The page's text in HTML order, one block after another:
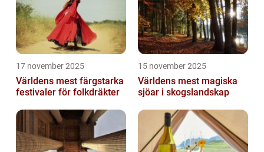
17 november 2025
Världens mest färgstarka
festivaler för folkdräkter
15 november 2025
Världens mest magiska
sjöar i skogslandskap